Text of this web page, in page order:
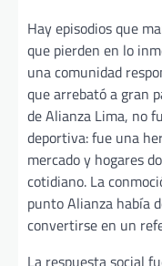
Hay episodios que
que pierden en lo
una comunidad
que arrebató a gran
de Alianza Lima, no
deportiva: fue una
mercado y hogares
cotidiano. La
punto Alianza había
convertirse en un
La respuesta social